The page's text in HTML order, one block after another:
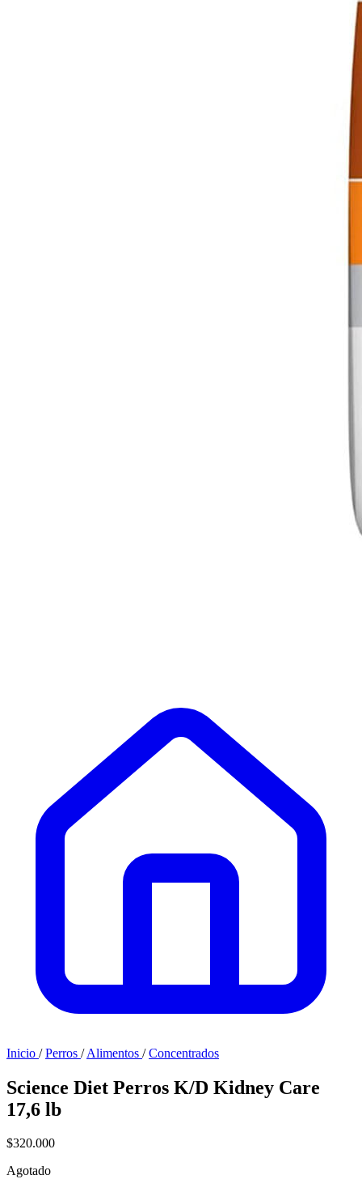
Inicio / Perros / Alimentos / Concentrados
Science Diet Perros K/D Kidney Care
17,6 lb
$320.000
Agotado